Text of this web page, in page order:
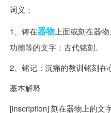
词义：
1、铸在器物上面或刻在器物
功德等的文字：古代铭刻。
2、铭记：沉痛的教训铭刻在
基本解释
[inscription] 刻在器物上的文